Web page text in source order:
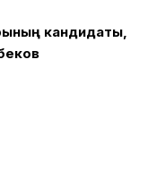
кандидаты,